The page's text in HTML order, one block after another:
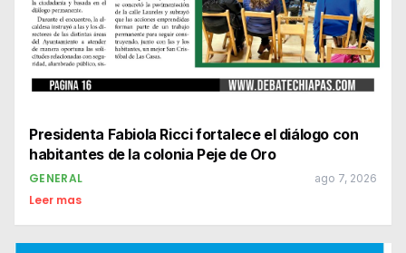
Presidenta Fabiola Ricci fortalece el diálogo con
habitantes de la colonia Peje de Oro
GENERAL ago 7, 2026
Leer mas